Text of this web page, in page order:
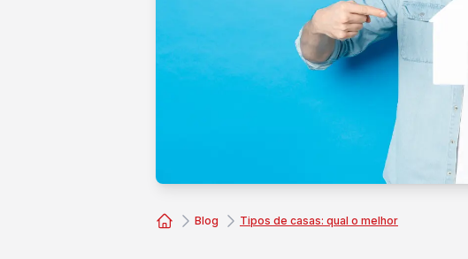
Blog Tipos de casas: qual o melhor